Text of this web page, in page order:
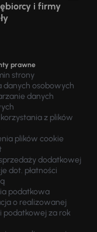
i firmy
prawne
strony
danych osobowych
danych
z plików
plików cookie
dodatkowej
dot. płatności
podatkowa
o realizowanej
podatkowej za rok